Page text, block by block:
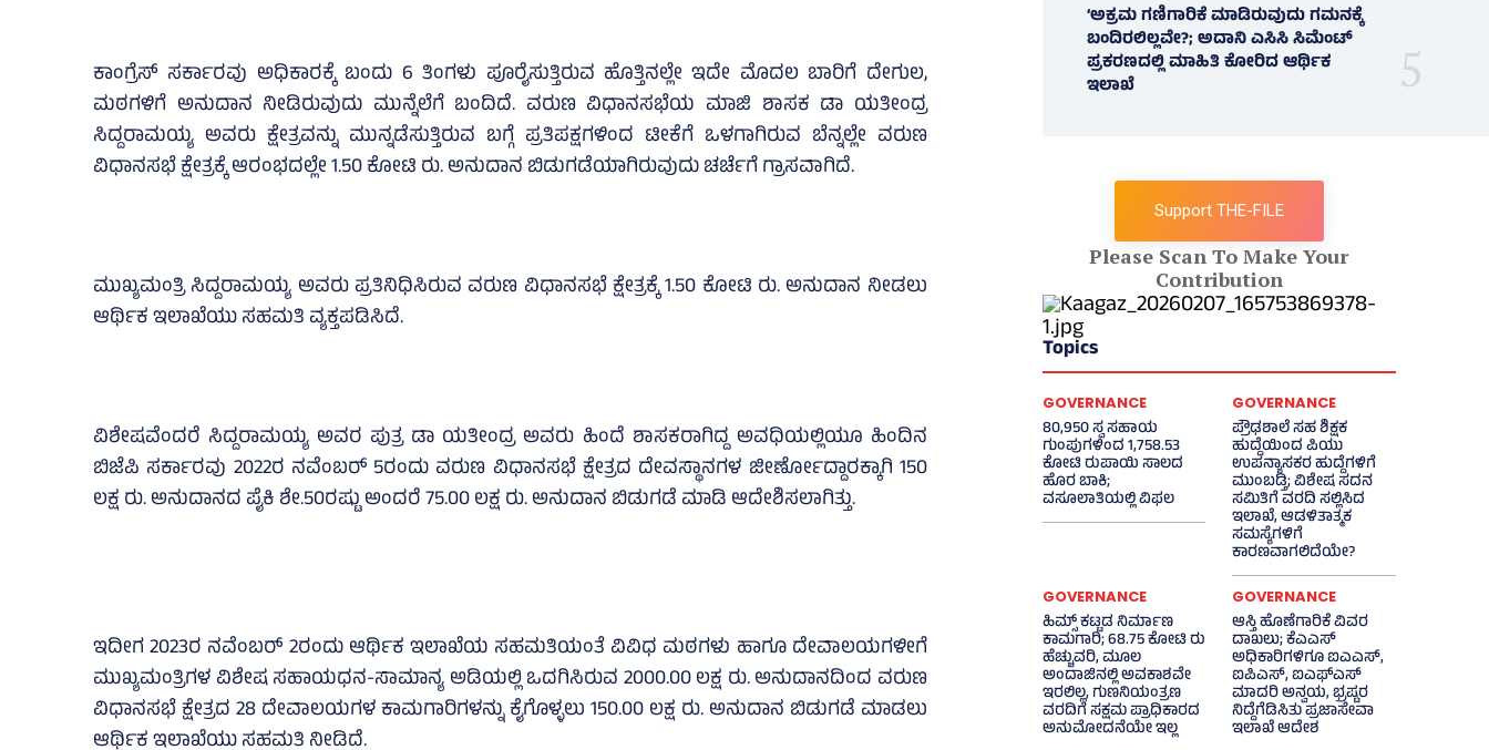
ಕಾಂಗ್ರೆಸ್‌ ಸರ್ಕಾರವು ಅಧಿಕಾರಕ್ಕೆ ಬಂದು 6 ತಿಂಗಳು ಪೂರೈಸುತ್ತಿರುವ ಹೊತ್ತಿನಲ್ಲೇ ಇದೇ ಮೊದಲ ಬಾರಿಗೆ ದೇಗುಲ,
ಮಠಗಳಿಗೆ ಅನುದಾನ ನೀಡಿರುವುದು ಮುನ್ನೆಲೆಗೆ ಬಂದಿದೆ. ವರುಣ ವಿಧಾನಸಭೆಯ ಮಾಜಿ ಶಾಸಕ ಡಾ ಯತೀಂದ್ರ
ಸಿದ್ದರಾಮಯ್ಯ ಅವರು ಕ್ಷೇತ್ರವನ್ನು ಮುನ್ನಡೆಸುತ್ತಿರುವ ಬಗ್ಗೆ ಪ್ರತಿಪಕ್ಷಗಳಿಂದ ಟೀಕೆಗೆ ಒಳಗಾಗಿರುವ ಬೆನ್ನಲ್ಲೇ ವರುಣ
ವಿಧಾನಸಭೆ ಕ್ಷೇತ್ರಕ್ಕೆ ಆರಂಭದಲ್ಲೇ 1.50 ಕೋಟಿ ರು. ಅನುದಾನ ಬಿಡುಗಡೆಯಾಗಿರುವುದು ಚರ್ಚೆಗೆ ಗ್ರಾಸವಾಗಿದೆ.
ಮುಖ್ಯಮಂತ್ರಿ ಸಿದ್ದರಾಮಯ್ಯ ಅವರು ಪ್ರತಿನಿಧಿಸಿರುವ ವರುಣ ವಿಧಾನಸಭೆ ಕ್ಷೇತ್ರಕ್ಕೆ 1.50 ಕೋಟಿ ರು. ಅನುದಾನ ನೀಡಲು
ಆರ್ಥಿಕ ಇಲಾಖೆಯು ಸಹಮತಿ ವ್ಯಕ್ತಪಡಿಸಿದೆ.
ವಿಶೇಷವೆಂದರೆ ಸಿದ್ದರಾಮಯ್ಯ ಅವರ ಪುತ್ರ ಡಾ ಯತೀಂದ್ರ ಅವರು ಹಿಂದೆ ಶಾಸಕರಾಗಿದ್ದ ಅವಧಿಯಲ್ಲಿಯೂ ಹಿಂದಿನ
ಬಿಜೆಪಿ ಸರ್ಕಾರವು 2022ರ ನವೆಂಬರ್‌ 5ರಂದು ವರುಣ ವಿಧಾನಸಭೆ ಕ್ಷೇತ್ರದ ದೇವಸ್ಥಾನಗಳ ಜೀರ್ಣೋದ್ದಾರಕ್ಕಾಗಿ 150
ಲಕ್ಷ ರು. ಅನುದಾನದ ಪೈಕಿ ಶೇ.50ರಷ್ಟು ಅಂದರೆ 75.00 ಲಕ್ಷ ರು. ಅನುದಾನ ಬಿಡುಗಡೆ ಮಾಡಿ ಆದೇಶಿಸಲಾಗಿತ್ತು.
ಇದೀಗ 2023ರ ನವೆಂಬರ್ 2ರಂದು ಆರ್ಥಿಕ ಇಲಾಖೆಯ ಸಹಮತಿಯಂತೆ ವಿವಿಧ ಮಠಗಳು ಹಾಗೂ ದೇವಾಲಯಗಳೀಗೆ
ಮುಖ್ಯಮಂತ್ರಿಗಳ ವಿಶೇಷ ಸಹಾಯಧನ-ಸಾಮಾನ್ಯ ಅಡಿಯಲ್ಲಿ ಒದಗಿಸಿರುವ 2000.00 ಲಕ್ಷ ರು. ಅನುದಾನದಿಂದ ವರುಣ
ವಿಧಾನಸಭೆ ಕ್ಷೇತ್ರದ 28 ದೇವಾಲಯಗಳ ಕಾಮಗಾರಿಗಳನ್ನು ಕೈಗೊಳ್ಳಲು 150.00 ಲಕ್ಷ ರು. ಅನುದಾನ ಬಿಡುಗಡೆ ಮಾಡಲು
ಆರ್ಥಿಕ ಇಲಾಖೆಯು ಸಹಮತಿ ನೀಡಿದೆ.
‘ಅಕ್ರಮ ಗಣಿಗಾರಿಕೆ ಮಾಡಿರುವುದು ಗಮನಕ್ಕೆ
ಬಂದಿರಲಿಲ್ಲವೇ?; ಅದಾನಿ ಎಸಿಸಿ ಸಿಮೆಂಟ್
ಪ್ರಕರಣದಲ್ಲಿ ಮಾಹಿತಿ ಕೋರಿದ ಆರ್ಥಿಕ
ಇಲಾಖೆ
Support THE-FILE
Please Scan To Make Your
Contribution
Topics
GOVERNANCE
80,950 ಸ್ವ ಸಹಾಯ
ಗುಂಪುಗಳಿಂದ 1,758.53
ಕೋಟಿ ರುಪಾಯಿ ಸಾಲದ
ಹೊರ ಬಾಕಿ;
ವಸೂಲಾತಿಯಲ್ಲಿ ವಿಫಲ
GOVERNANCE
ಪ್ರೌಢಶಾಲೆ ಸಹ ಶಿಕ್ಷಕ
ಹುದ್ದೆಯಿಂದ ಪಿಯು
ಉಪನ್ಯಾಸಕರ ಹುದ್ದೆಗಳಿಗೆ
ಮುಂಬಡ್ತಿ; ವಿಶೇಷ ಸದನ
ಸಮಿತಿಗೆ ವರದಿ ಸಲ್ಲಿಸಿದ
ಇಲಾಖೆ, ಆಡಳಿತಾತ್ಮಕ
ಸಮಸ್ಯೆಗಳಿಗೆ
ಕಾರಣವಾಗಲಿದೆಯೇ?
GOVERNANCE
ಹಿಮ್ಸ್‌ ಕಟ್ಟಡ ನಿರ್ಮಾಣ
ಕಾಮಗಾರಿ; 68.75 ಕೋಟಿ ರು
ಹೆಚ್ಚುವರಿ, ಮೂಲ
ಅಂದಾಜಿನಲ್ಲಿ ಅವಕಾಶವೇ
ಇರಲಿಲ್ಲ, ಗುಣನಿಯಂತ್ರಣ
ವರದಿಗೆ ಸಕ್ಷಮ ಪ್ರಾಧಿಕಾರದ
ಅನುಮೋದನೆಯೇ ಇಲ್ಲ
GOVERNANCE
ಆಸ್ತಿ ಹೊಣೆಗಾರಿಕೆ ವಿವರ
ದಾಖಲು; ಕೆಎಎಸ್
ಅಧಿಕಾರಿಗಳಿಗೂ ಐಎಎಸ್‌,
ಐಪಿಎಸ್‌, ಐಎಫ್‌ಎಸ್‌
ಮಾದರಿ ಅನ್ವಯ, ಭ್ರಷ್ಟರ
ನಿದ್ದೆಗೆಡಿಸಿತು ಪ್ರಜಾಸೇವಾ
ಇಲಾಖೆ ಆದೇಶ